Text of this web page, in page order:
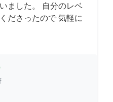
ました。 自分のレベ
ださったので 気軽に